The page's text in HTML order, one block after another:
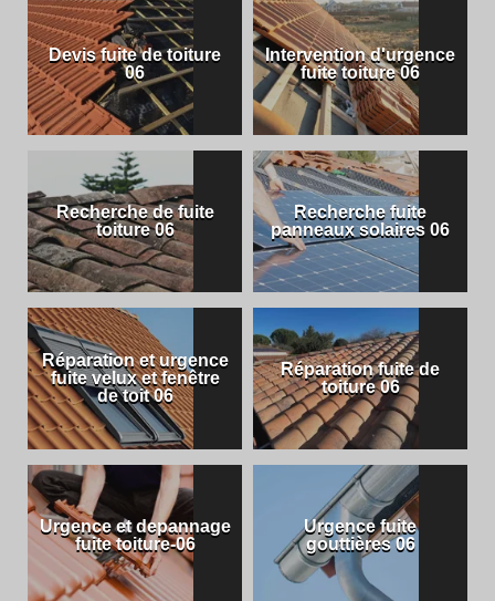
Devis fuite de toiture
06
Intervention d'urgence
fuite toiture 06
Recherche de fuite
toiture 06
Recherche fuite
panneaux solaires 06
Réparation et urgence
fuite velux et fenêtre
de toit 06
Réparation fuite de
toiture 06
Urgence et depannage
fuite toiture-06
Urgence fuite
gouttières 06